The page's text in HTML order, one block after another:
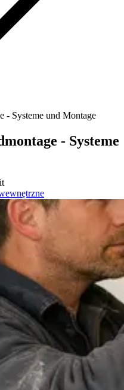
- Systeme und Montage
- Systeme